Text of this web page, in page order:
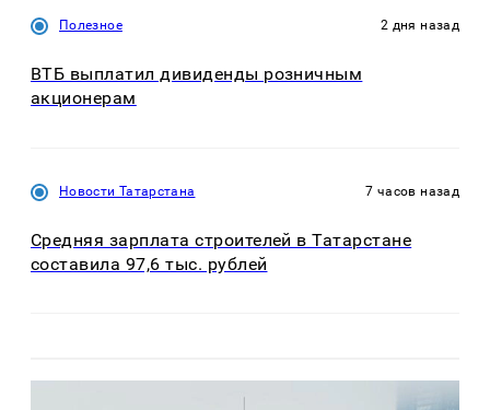
Полезное 2 дня назад
ВТБ выплатил дивиденды розничным
акционерам
Новости Татарстана 7 часов назад
Средняя зарплата строителей в Татарстане
составила 97,6 тыс. рублей